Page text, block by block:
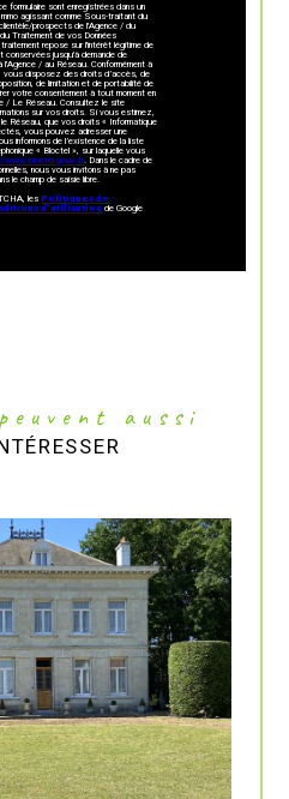
formulaire sont enregistrées dans un
agissant comme Sous-traitant du
prospects de l'Agence / du
Traitement de vos Données
repose sur l'intérêt légitime de
conservées jusqu'à demande de
/ au Réseau. Conformément à
vous disposez des droits d’accès, de
de limitation et de portabilité de
votre consentement à tout moment en
/ Le Réseau. Consultez le site
sur vos droits. Si vous estimez,
Réseau, que vos droits « Informatique
vous pouvez adresser une
informons de l’existence de la liste
« Bloctel », sur laquelle vous
www.bloctel.gouv.fr. Dans le cadre de
nous vous invitons à ne pas
le champ de saisie libre.
lesPolitiques de
d'utilisation de Google
aussi